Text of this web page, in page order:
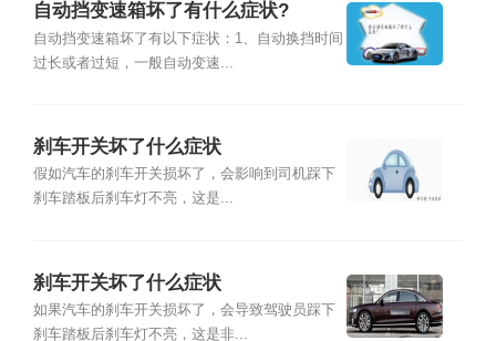
自动挡变速箱坏了有什么症状?
自动挡变速箱坏了有以下症状：1、自动换挡时间
过长或者过短，一般自动变速...
刹车开关坏了什么症状
假如汽车的刹车开关损坏了，会影响到司机踩下
刹车踏板后刹车灯不亮，这是...
刹车开关坏了什么症状
如果汽车的刹车开关损坏了，会导致驾驶员踩下
刹车踏板后刹车灯不亮，这是非...